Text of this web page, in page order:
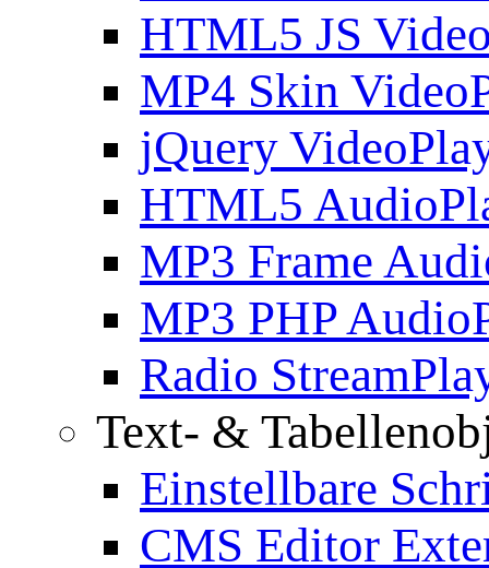
HTML5 JS
MP4 Skin
jQuery
HTML5
MP3 Frame
MP3 PHP
Radio
Text- &
Einstellbare
CMS Editor